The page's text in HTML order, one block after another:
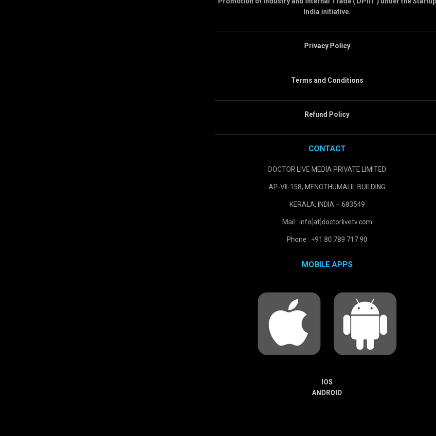
India initiative.
Privacy Policy
Terms and Conditions
Refund Policy
CONTACT
DOCTOR LIVE MEDIA PRIVATE LIMITED
AP-VII-158, MENOTHUMALIL BUILDING
KERALA, INDIA – 683549
Mail : info[at]doctorlivetv.com
Phone : +91 80 789 717 90
MOBILE APPS
IOS
ANDROID